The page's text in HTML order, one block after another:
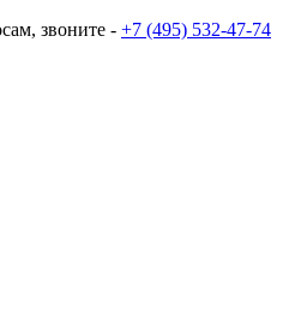
звоните - +7 (495) 532-47-74